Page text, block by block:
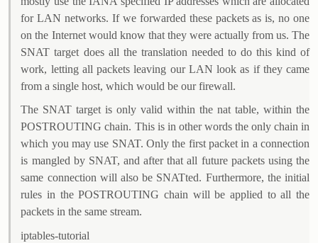
for LAN networks. If we forwarded these packets as is, no one
on the Internet would know that they were actually from us. The
SNAT target does all the translation needed to do this kind of
work, letting all packets leaving our LAN look as if they came
from a single host, which would be our firewall.
The SNAT target is only valid within the nat table, within the
POSTROUTING chain. This is in other words the only chain in
which you may use SNAT. Only the first packet in a connection
is mangled by SNAT, and after that all future packets using the
same connection will also be SNATted. Furthermore, the initial
rules in the POSTROUTING chain will be applied to all the
packets in the same stream.
iptables-tutorial